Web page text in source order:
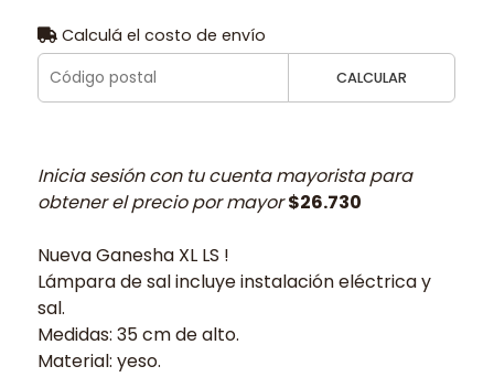
Calculá el costo de envío
CALCULAR
Inicia sesión con tu cuenta mayorista para
obtener el precio por mayor$26.730
Nueva Ganesha XL LS !
Lámpara de sal incluye instalación eléctrica y
sal.
Medidas: 35 cm de alto.
Material: yeso.